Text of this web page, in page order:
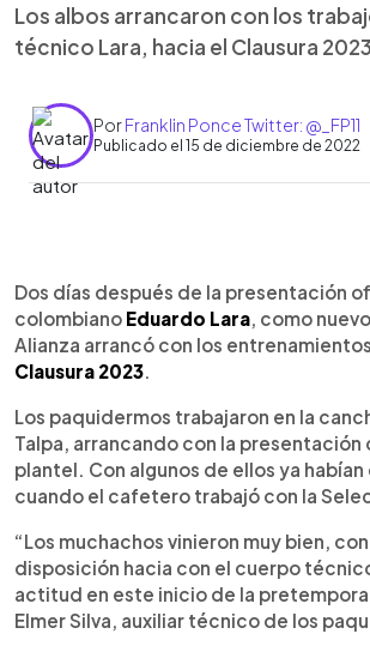
Los albos arrancaron con los
técnico Lara, hacia el Clausura 2023
PorFranklin Ponce Twitter: @_FP11
Publicado el 15 de diciembre de 2022
► Escuchar artículo
Dos días después de la presentación
colombiano Eduardo Lara , como
Alianza arrancó con los
Clausura 2023
Los paquidermos trabajaron en la
Talpa, arrancando con la
plantel. Con algunos de ellos ya
cuando el cafetero trabajó con la
“Los muchachos vinieron muy bien,
disposición hacia con el cuerpo
actitud en este inicio de la
Elmer Silva, auxiliar técnico de los